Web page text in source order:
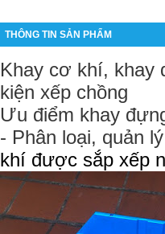
THÔNG TIN SẢN PHẨM
Khay cơ khí, khay
kiện xếp chồng
Ưu điểm khay
- Phân loại, quản
khí được sắp xếp